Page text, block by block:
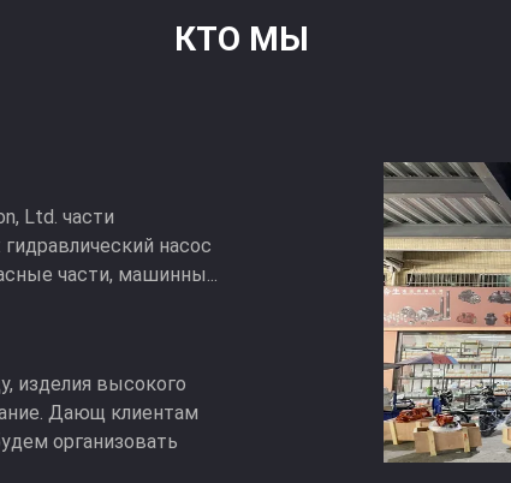
КТО МЫ
Ltd. части
насос
части, машинны...
изделия высокого
Дающ клиентам
организовать